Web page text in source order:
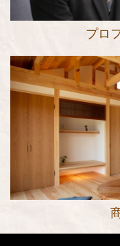
プロ